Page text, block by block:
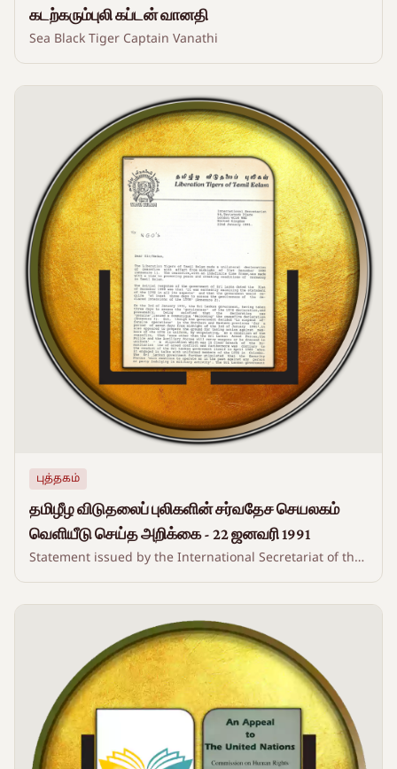
கடற்கரும்புலி கப்டன் வானதி
Sea Black Tiger Captain Vanathi
புத்தகம்
தமிழீழ விடுதலைப் புலிகளின் சர்வதேச செயலகம்
வெளியீடு செய்த அறிக்கை - 22 ஜனவரி 1991
Statement issued by the International Secretariat of the